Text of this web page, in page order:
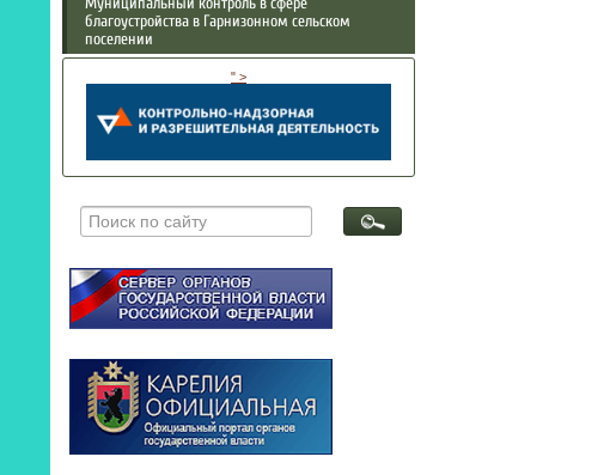
Муниципальный контроль в сфере
благоустройства в Гарнизонном сельском
поселении
" >